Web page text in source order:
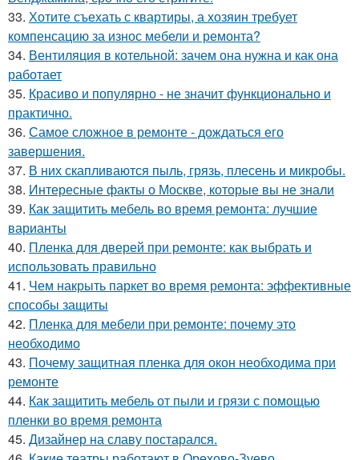
33. Хотите съехать с квартиры, а хозяин требует
компенсацию за износ мебели и ремонта?
34. Вентиляция в котельной: зачем она нужна и как она
работает
35. Красиво и популярно - не значит функционально и
практично.
36. Самое сложное в ремонте - дождаться его
завершения.
37. В них скапливаются пыль, грязь, плесень и микробы.
38. Интересные факты о Москве, которые вы не знали
39. Как защитить мебель во время ремонта: лучшие
варианты
40. Пленка для дверей при ремонте: как выбрать и
использовать правильно
41. Чем накрыть паркет во время ремонта: эффективные
способы защиты
42. Пленка для мебели при ремонте: почему это
необходимо
43. Почему защитная пленка для окон необходима при
ремонте
44. Как защитить мебель от пыли и грязи с помощью
пленки во время ремонта
45. Дизайнер на славу постарался.